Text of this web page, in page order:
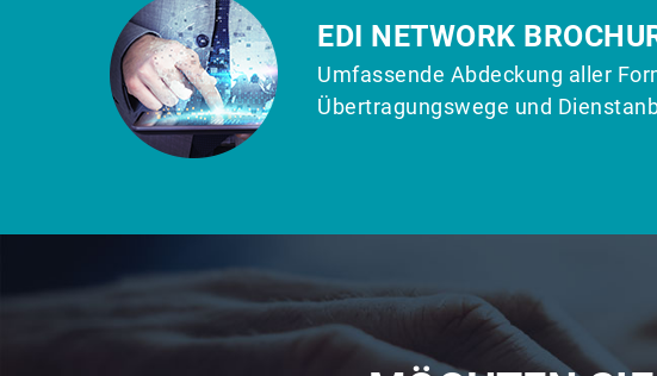
EDI NETWORK
Umfassende Abdeckung aller
Übertragungswege und